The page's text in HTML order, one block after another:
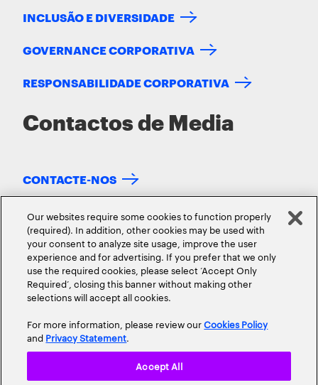
INCLUSÃO E DIVERSIDADE
GOVERNANCE CORPORATIVA
RESPONSABILIDADE CORPORATIVA
Contactos de Media
CONTACTE-NOS
SOBRE NÓSCONTACTOCARREIRAS
Our websites require some cookies to function properly
(required). In addition, other cookies may be used with
your consent to analyze site usage, improve the user
experience and for advertising. If you prefer that we only
use the required cookies, please select ‘Accept Only
Required’, closing this banner without making other
selections will accept all cookies.
For more information, please review ourCookies Policy
and Privacy Statement.
Accept All